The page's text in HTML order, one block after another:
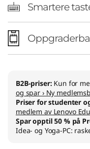
Smartere
B2B-priser: Kun for
og spar › Ny
Priser for studenter
medlem av Lenovo
Spar opptil 50 % på
Idea- og Yoga-PC: